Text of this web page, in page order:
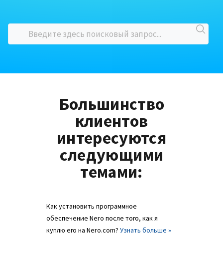
Большинство
клиентов
интересуются
следующими
темами:
Как установить программное
обеспечение Nero после того, как я
куплю его на Nero.com? Узнать больше »